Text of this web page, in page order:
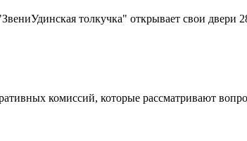
толкучка" открывает свои
комиссий, которые рассматривают